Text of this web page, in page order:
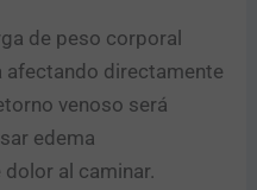
de peso corporal
afectando directamente
venoso será
edema
al caminar.